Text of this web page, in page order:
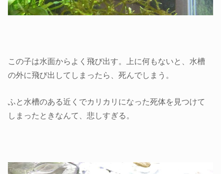
この子は水面からよく飛び出す。上に何もないと、水槽
の外に飛び出してしまったら、死んでしまう。
ふと水槽のある近くでカリカリになった死体を見つけて
しまったときなんて、悲しすぎる。